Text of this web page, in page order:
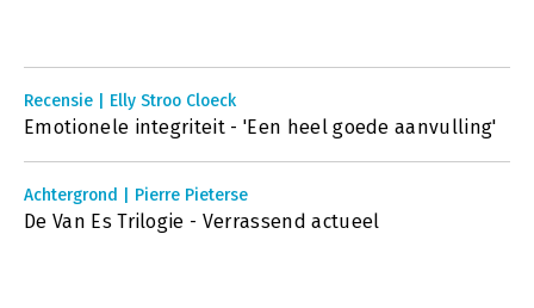
Recensie | Elly Stroo Cloeck
Emotionele integriteit - 'Een heel goede aanvulling'
Achtergrond | Pierre Pieterse
De Van Es Trilogie - Verrassend actueel